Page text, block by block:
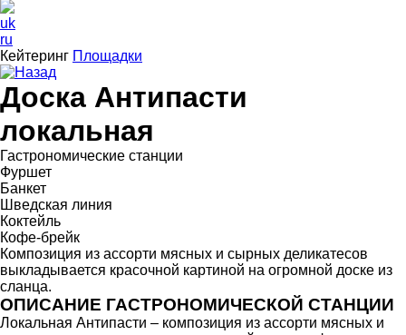
uk
ru
Кейтеринг Площадки
Назад
Доска Антипасти
локальная
Гастрономические станции
Фуршет
Банкет
Шведская линия
Коктейль
Кофе-брейк
Композиция из ассорти мясных и сырных деликатесов
выкладывается красочной картиной на огромной доске из
сланца.
ОПИСАНИЕ ГАСТРОНОМИЧЕСКОЙ СТАНЦИИ
Локальная Антипасти – композиция из ассорти мясных и